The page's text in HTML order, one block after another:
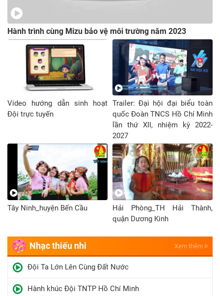
Hành trình cùng Mizu bảo vệ môi trường năm 2023
Video hướng dẫn sinh hoạt
Đội trực tuyến
Trailer: Đại hội đại biểu toàn
quốc Đoàn TNCS Hồ Chí Minh
lần thứ XII, nhiệm kỳ 2022-
2027
Tây Ninh_huyện Bến Cầu
Hải Phòng_TH Hải Thành,
quận Dương Kinh
Nhạc thiếu nhi Xem thêm
Đội Ta Lớn Lên Cùng Đất Nước
Hành khúc Đội TNTP Hồ Chí Minh